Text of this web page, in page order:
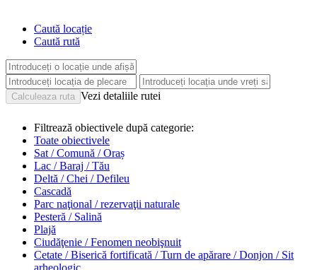
Caută locație
Caută rută
Vezi detaliile rutei
Filtrează obiectivele după categorie:
Toate obiectivele
Sat / Comună / Oraș
Lac / Baraj / Tău
Deltă / Chei / Defileu
Cascadă
Parc naţional / rezervaţii naturale
Pesteră / Salină
Plajă
Ciudăţenie / Fenomen neobişnuit
Cetate / Biserică fortificată / Turn de apărare / Donjon / Sit
arheologic